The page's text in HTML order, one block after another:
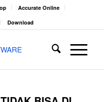
Accurate Online
Download